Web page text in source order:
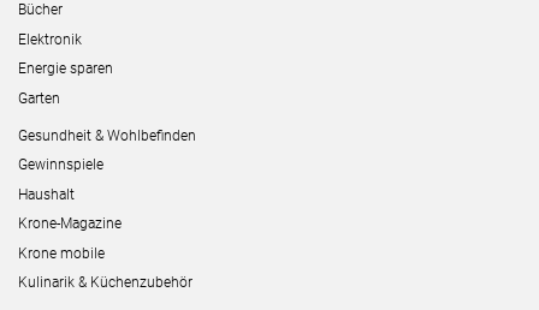
Bücher
Elektronik
Energie sparen
Garten
Gesundheit & Wohlbefinden
Gewinnspiele
Haushalt
Krone-Magazine
Krone mobile
Kulinarik & Küchenzubehör